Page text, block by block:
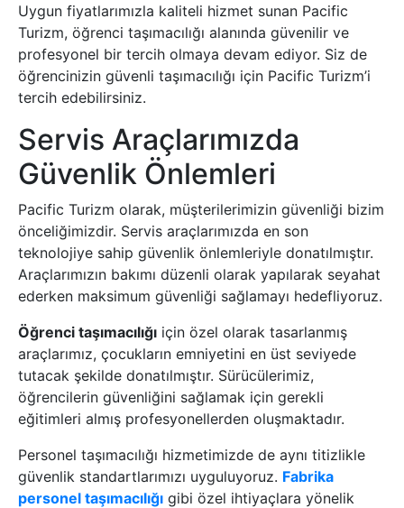
Uygun fiyatlarımızla kaliteli hizmet sunan Pacific
Turizm, öğrenci taşımacılığı alanında güvenilir ve
profesyonel bir tercih olmaya devam ediyor. Siz de
öğrencinizin güvenli taşımacılığı için Pacific Turizm’i
tercih edebilirsiniz.
Servis Araçlarımızda
Güvenlik Önlemleri
Pacific Turizm olarak, müşterilerimizin güvenliği bizim
önceliğimizdir. Servis araçlarımızda en son
teknolojiye sahip güvenlik önlemleriyle donatılmıştır.
Araçlarımızın bakımı düzenli olarak yapılarak seyahat
ederken maksimum güvenliği sağlamayı hedefliyoruz.
Öğrenci taşımacılığı için özel olarak tasarlanmış
araçlarımız, çocukların emniyetini en üst seviyede
tutacak şekilde donatılmıştır. Sürücülerimiz,
öğrencilerin güvenliğini sağlamak için gerekli
eğitimleri almış profesyonellerden oluşmaktadır.
Personel taşımacılığı hizmetimizde de aynı titizlikle
güvenlik standartlarımızı uyguluyoruz. Fabrika
personel taşımacılığı gibi özel ihtiyaçlara yönelik